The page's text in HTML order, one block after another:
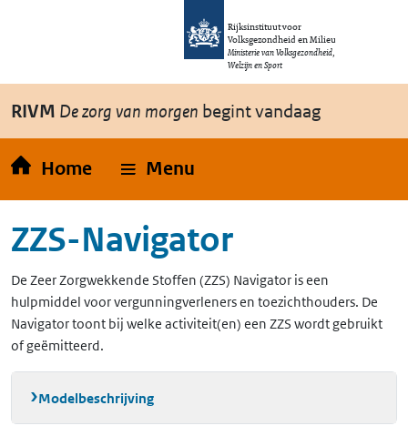
Overslaan en naar de inhoud gaan
Rijksinstituut voor
Volksgezondheid en Milieu
Ministerie van Volksgezondheid,
Welzijn en Sport
RIVM De zorg van morgen begint vandaag
Home Menu
ZZS-Navigator
De Zeer Zorgwekkende Stoffen (ZZS) Navigator is een
hulpmiddel voor vergunningverleners en toezichthouders. De
Navigator toont bij welke activiteit(en) een ZZS wordt gebruikt
of geëmitteerd.
Modelbeschrijving